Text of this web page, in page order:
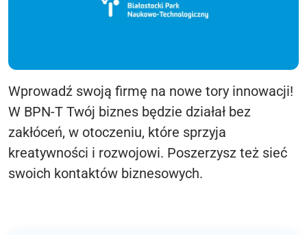
Wprowadź swoją firmę na nowe tory innowacji!
W BPN-T Twój biznes będzie działał bez
zakłóceń, w otoczeniu, które sprzyja
kreatywności i rozwojowi. Poszerzysz też sieć
swoich kontaktów biznesowych.